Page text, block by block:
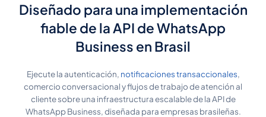
Diseñado para una implementación
fiable de la API de WhatsApp
Business en Brasil
Ejecute la autenticación, notificaciones transaccionales,
comercio conversacional y flujos de trabajo de atención al
cliente sobre una infraestructura escalable de la API de
WhatsApp Business, diseñada para empresas brasileñas.